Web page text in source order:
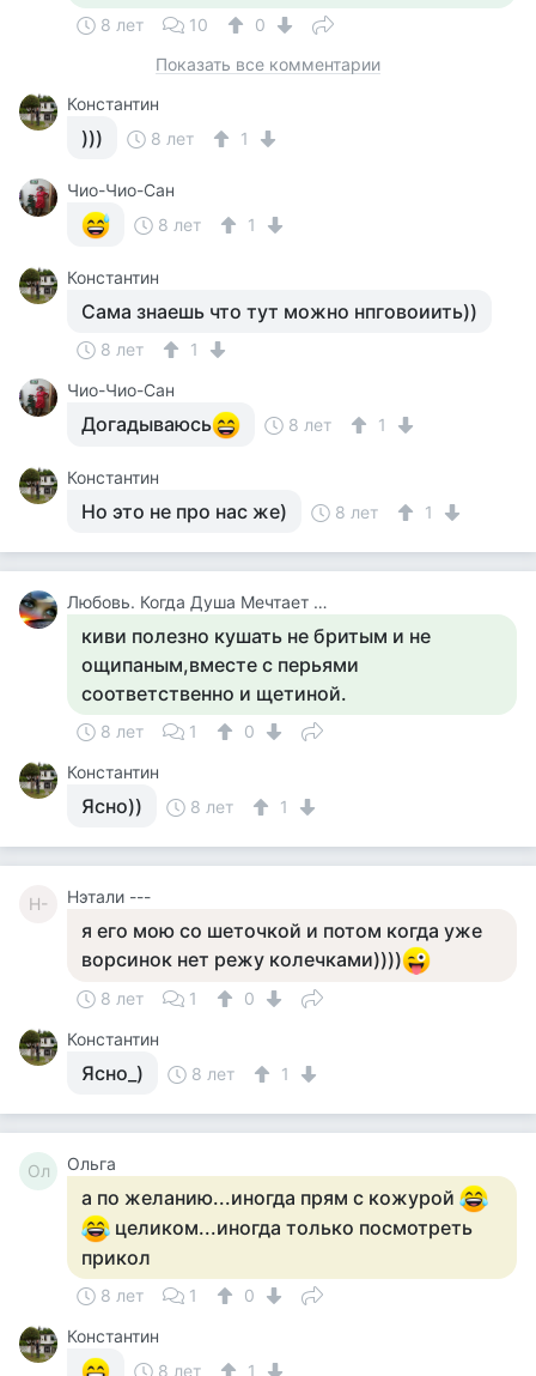
8 лет 10
0
Показать все комментарии
Константин
))) 8 лет 1
Чио-Чио-Сан
8 лет
1
Константин
Сама знаешь что тут можно нпговоиить))
8 лет
1
Чио-Чио-Сан
Догадываюсь 8 лет 1
Константин
Но это не про нас же) 8 лет 1
Любовь. Когда Душа Мечтает И Поет, Какая Разница, Какой Тебе Сейчас Год
киви полезно кушать не бритым и не
ощипаным,вместе с перьями
соответственно и щетиной.
8 лет 1
0
Константин
Ясно)) 8 лет 1
Н- Нэтали ---
я его мою со шеточкой и потом когда уже
ворсинок нет режу колечками))))
8 лет 1
0
Константин
Ясно_) 8 лет 1
Ол Ольга
а по желанию...иногда прям с кожурой
целиком...иногда только посмотреть
прикол
8 лет 1
0
Константин
8 лет
1